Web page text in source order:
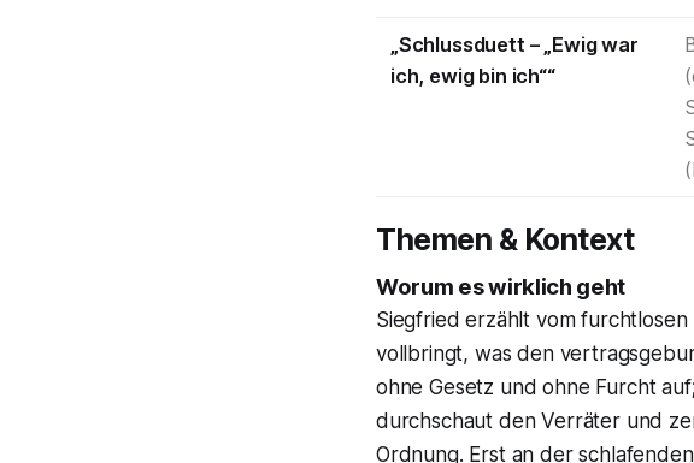
„Schlussduett – „Ewig war
ich, ewig bin ich““
Themen & Kontext
Worum es wirklich geht
Siegfried erzählt vom
vollbringt, was den
ohne Gesetz und ohne Furcht
durchschaut den Verräter und
Ordnung. Erst an der